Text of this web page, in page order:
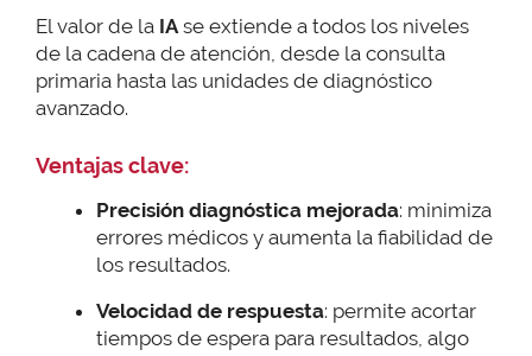
El valor de la IAse extiende a todos los niveles
de la cadena de atención, desde la consulta
primaria hasta las unidades de diagnóstico
avanzado.
Ventajas clave:
Precisión diagnóstica mejorada: minimiza
errores médicos y aumenta la fiabilidad de
los resultados.
Velocidad de respuesta: permite acortar
tiempos de espera para resultados, algo